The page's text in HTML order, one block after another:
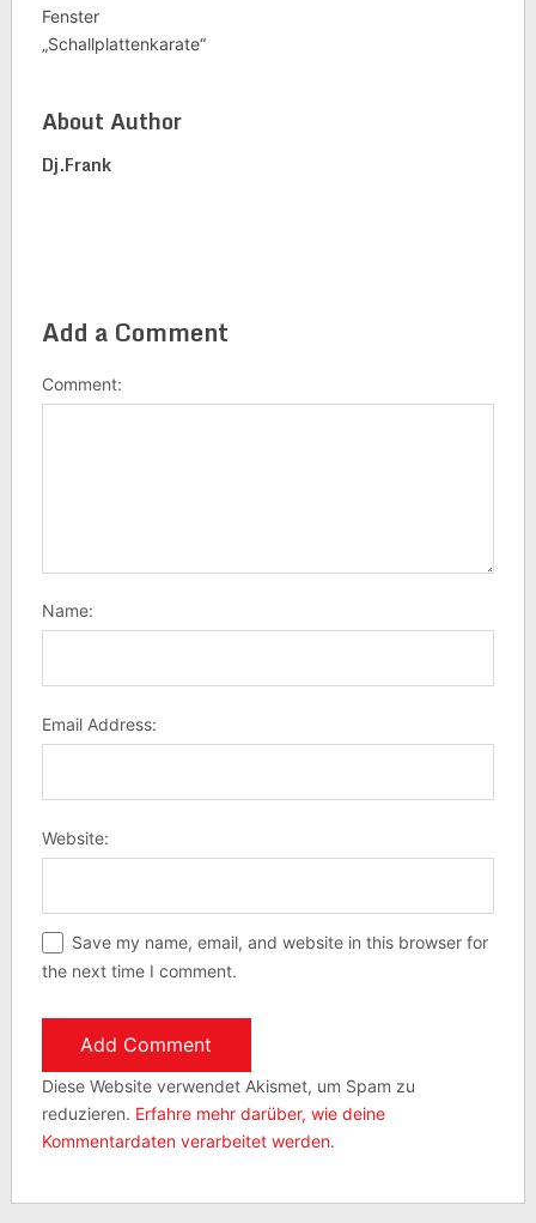
Fenster
„Schallplattenkarate“
About Author
Dj.frank
Add a Comment
Comment:
Name:
Email Address:
Website:
Save my name, email, and website in this browser for
the next time I comment.
Diese Website verwendet Akismet, um Spam zu
reduzieren. Erfahre mehr darüber, wie deine
Kommentardaten verarbeitet werden.